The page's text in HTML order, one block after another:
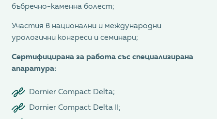
бъбречно-каменна болест;
Участия в национални и международни
урологични конгреси и семинари;
Сертифицирана за работа със специализирана
апаратура:
Dornier Compact Delta;
Dornier Compact Delta II;